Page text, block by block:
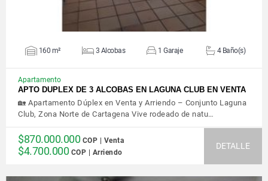
160 m² 3 Alcobas 1 Garaje 4 Baño(s)
Apartamento
APTO DUPLEX DE 3 ALCOBAS EN LAGUNA CLUB EN VENTA
🏡 Apartamento Dúplex en Venta y Arriendo – Conjunto Laguna
Club, Zona Norte de Cartagena Vive rodeado de natu…
$870.000.000 COP | Venta
$4.700.000 COP | Arriendo
DETALLE